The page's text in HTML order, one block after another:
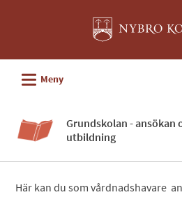
kommun
L Meny
Grundskolan - ansökan
utbildning
Här kan du som vårdnadshavare